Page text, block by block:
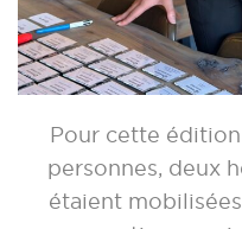
Pour cette
personnes, deux
étaient